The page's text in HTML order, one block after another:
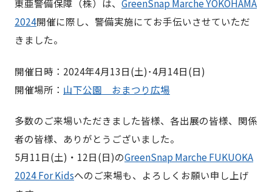
東亜警備保障（株）は、 GreenSnap Marche YOKOHAMA
2024開催に際し、警備実施にてお手伝いさせていただ
きました。
開催日時：2024年4月13日(土)･4月14日(日)
開催場所： 山下公園 おまつり広場
多数のご来場いただきました皆様、各出展の皆様、関係
者の皆様、ありがとうございました。
5月11日(土)・12日(日)のGreenSnap Marche FUKUOKA
2024 For Kidsへのご来場も、よろしくお願い申し上げ